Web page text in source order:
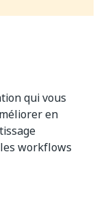
qui vous
en
workflows